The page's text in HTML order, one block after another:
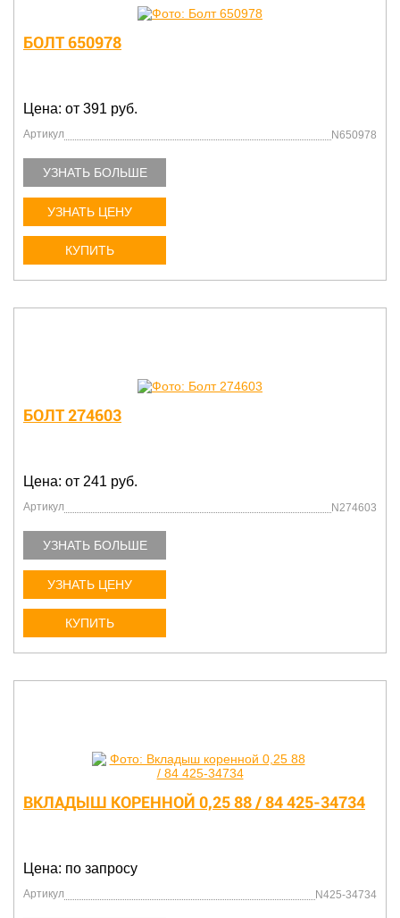
БОЛТ 650978
Цена: от 391 руб.
Артикул N650978
УЗНАТЬ БОЛЬШЕ
УЗНАТЬ ЦЕНУ
КУПИТЬ
БОЛТ 274603
Цена: от 241 руб.
Артикул N274603
УЗНАТЬ БОЛЬШЕ
УЗНАТЬ ЦЕНУ
КУПИТЬ
ВКЛАДЫШ КОРЕННОЙ 0,25 88 / 84 425-34734
Цена: по запросу
Артикул N425-34734